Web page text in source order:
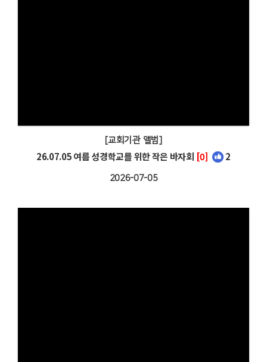
[교회기관 앨범]
26.07.05 여름 성경학교를 위한 작은 바자회 [0] 2
2026-07-05